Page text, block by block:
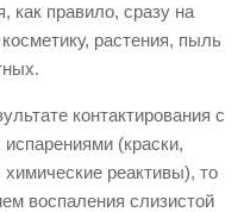
как правило, сразу на
растения, пыль
контактирования с
(краски,
реактивы), то
воспаления слизистой